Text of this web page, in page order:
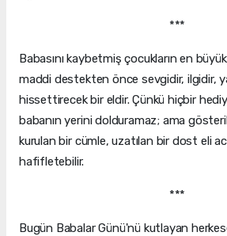
***
Babasını kaybetmiş çocukların en
maddi destekten önce sevgidir, ilgidir,
hissettirecek bir eldir. Çünkü hiçbir
babanın yerini dolduramaz; ama
kurulan bir cümle, uzatılan bir dost eli
hafifletebilir.
***
Bugün Babalar Günü'nü kutlayan